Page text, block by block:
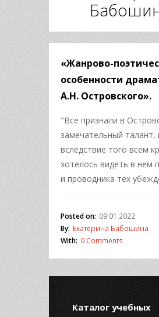
«Жанрово-
особенности
А.Н. Островского».
"Все признали в
замечательный талант,
вследствие того всем
хотелось видеть в нем
и проводника тех
Posted on: 09.01.2022
By: Екатерина Бабошина
With: 0 Comments
Каталог учебных